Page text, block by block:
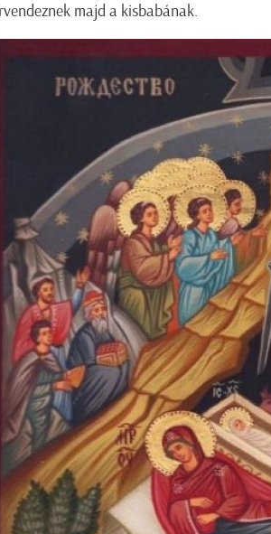
majd a kisbabának.